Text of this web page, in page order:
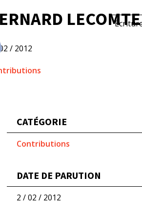
02 / 2012
CATÉGORIE
Contributions
DATE DE PARUTION
2 / 02 / 2012